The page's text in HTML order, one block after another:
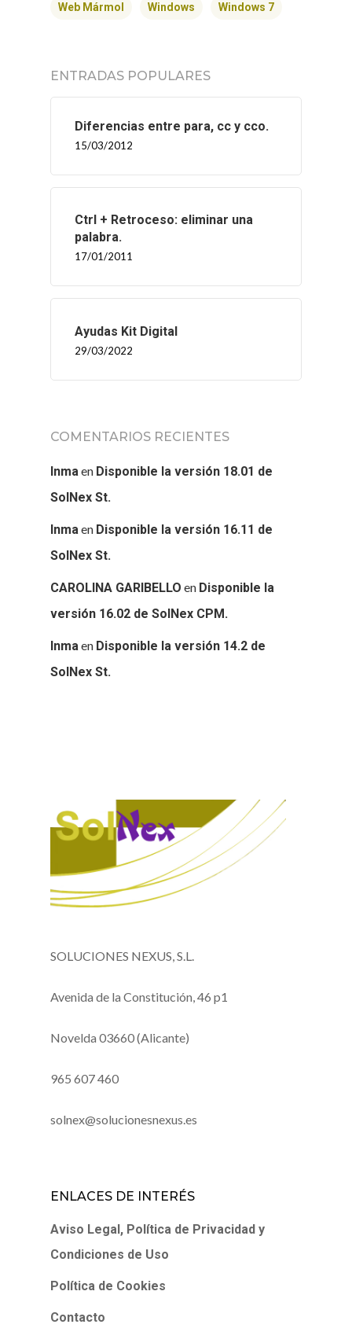
Web Mármol Windows Windows 7
ENTRADAS POPULARES
Diferencias entre para, cc y cco.
15/03/2012
Ctrl + Retroceso: eliminar una
palabra.
17/01/2011
Ayudas Kit Digital
29/03/2022
COMENTARIOS RECIENTES
Inmaen Disponible la versión 18.01 de
SolNex St.
Inmaen Disponible la versión 16.11 de
SolNex St.
CAROLINA GARIBELLO en Disponible la
versión 16.02 de SolNex CPM.
Inmaen Disponible la versión 14.2 de
SolNex St.
SOLUCIONES NEXUS, S.L.
Avenida de la Constitución, 46 p1
Novelda 03660 (Alicante)
965 607 460
solnex@solucionesnexus.es
ENLACES DE INTERÉS
Aviso Legal, Política de Privacidad y
Condiciones de Uso
Política de Cookies
Contacto